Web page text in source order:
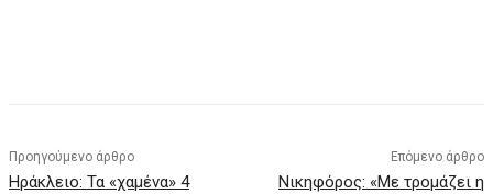
Προηγούμενο άρθρο
Ηράκλειο: Τα «χαμένα» 4
Επόμενο άρθρο
Νικηφόρος: «Με τρομάζει η